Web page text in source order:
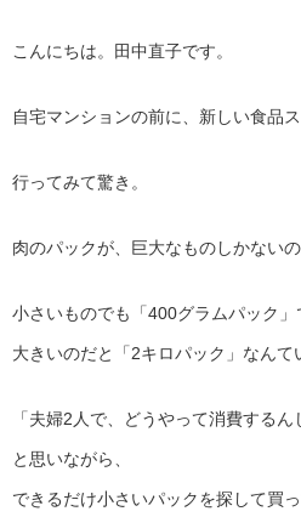
こんにちは。田中直子です。
自宅マンションの前に、新しい食品
行ってみて驚き。
肉のパックが、巨大なものしかないの
小さいものでも「400グラムパック」
大きいのだと「2キロパック」なんて
「夫婦2人で、どうやって消費するん
と思いながら、
できるだけ小さいパックを探して買っ